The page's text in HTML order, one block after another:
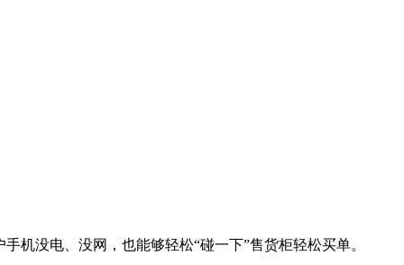
机没电、没网，也能够轻松“碰一下”售货柜轻松买单。